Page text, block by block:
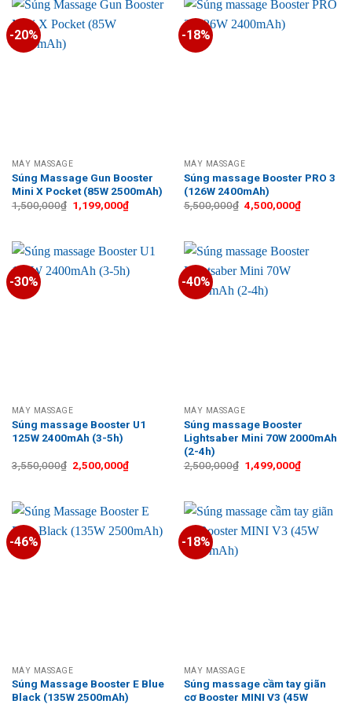
-20%
MÁY MASSAGE
Súng Massage Gun Booster
Mini X Pocket (85W 2500mAh)
1,500,000₫ Giá
gốc
1,199,000₫Giá
hiện
1,199,000₫.
-18%
MÁY MASSAGE
Súng massage Booster PRO 3
(126W 2400mAh)
5,500,000₫ Giá
gốc
4,500,000₫Giá
hiện
-30%
MÁY MASSAGE
Súng massage Booster U1
125W 2400mAh (3-5h)
3,550,000₫ Giá
gốc
2,500,000₫Giá
hiện
2,500,000₫.
-40%
MÁY MASSAGE
Súng massage Booster
Lightsaber Mini 70W 2000mAh
(2-4h)
2,500,000₫ Giá
gốc
1,499,000₫Giá
hiện
-46%
MÁY MASSAGE
Súng Massage Booster E Blue
Black (135W 2500mAh)
-18%
MÁY MASSAGE
Súng massage cầm tay giãn
cơ Booster MINI V3 (45W